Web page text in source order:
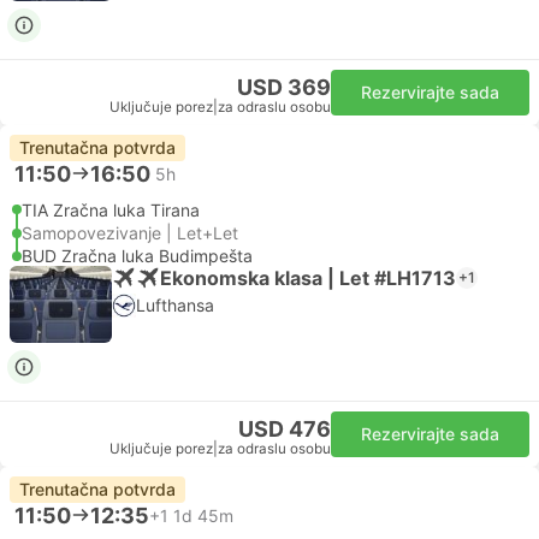
USD 369
Uključuje porez za odraslu osobu
Rezervirajte sada
Trenutačna potvrda
11:50 16:50 5h
TIA Zračna luka Tirana
Samopovezivanje | Let+Let
BUD Zračna luka Budimpešta
Ekonomska klasa | Let #LH1713 +1
Lufthansa
USD 476
Uključuje porez za odraslu osobu
Rezervirajte sada
Trenutačna potvrda
11:50 12:35+1 1d 45m